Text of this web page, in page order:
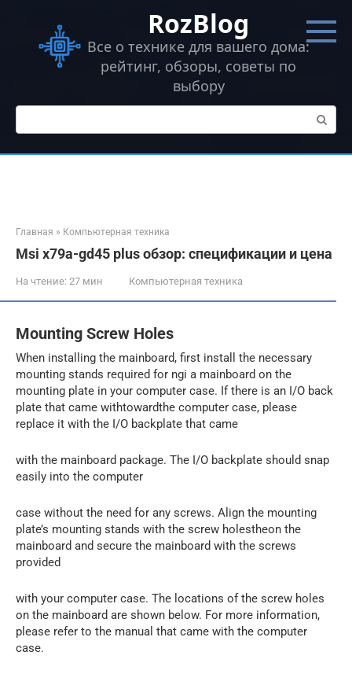
контенту
RozBlog
Все о технике для вашего дома:
рейтинг, обзоры, советы по
выбору
Поиск:
Главная » Компьютерная техника
Msi x79a-gd45 plus обзор: спецификации и цена
На чтение: 27 мин Компьютерная техника
Mounting Screw Holes
When installing the mainboard, first install the necessary
mounting stands required for ngi a mainboard on the
mounting plate in your computer case. If there is an I/O back
plate that came withtowardthe computer case, please
replace it with the I/O backplate that came
with the mainboard package. The I/O backplate should snap
easily into the computer
case without the need for any screws. Align the mounting
plate’s mounting stands with the screw holestheon the
mainboard and secure the mainboard with the screws
provided
with your computer case. The locations of the screw holes
on the mainboard are shown below. For more information,
please refer to the manual that came with the computer
case.